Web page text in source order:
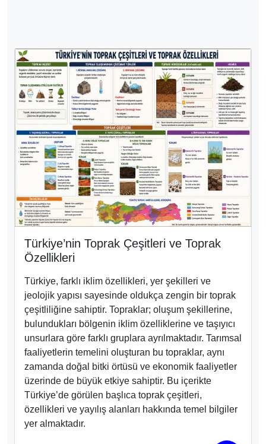
Türkiye’nin Toprak Çeşitleri ve Toprak
Özellikleri
Türkiye, farklı iklim özellikleri, yer şekilleri ve
jeolojik yapısı sayesinde oldukça zengin bir toprak
çeşitliliğine sahiptir. Topraklar; oluşum şekillerine,
bulundukları bölgenin iklim özelliklerine ve taşıyıcı
unsurlara göre farklı gruplara ayrılmaktadır. Tarımsal
faaliyetlerin temelini oluşturan bu topraklar, aynı
zamanda doğal bitki örtüsü ve ekonomik faaliyetler
üzerinde de büyük etkiye sahiptir. Bu içerikte
Türkiye’de görülen başlıca toprak çeşitleri,
özellikleri ve yayılış alanları hakkında temel bilgiler
yer almaktadır.